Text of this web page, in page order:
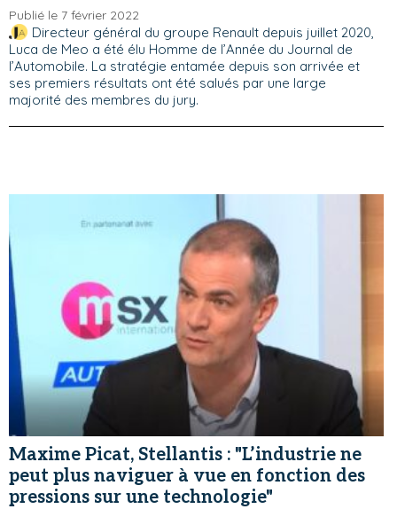
Publié le 7 février 2022
Directeur général du groupe Renault depuis juillet 2020,
Luca de Meo a été élu Homme de l’Année du Journal de
l’Automobile. La stratégie entamée depuis son arrivée et
ses premiers résultats ont été salués par une large
majorité des membres du jury.
Maxime Picat, Stellantis : "L’industrie ne
peut plus naviguer à vue en fonction des
pressions sur une technologie"